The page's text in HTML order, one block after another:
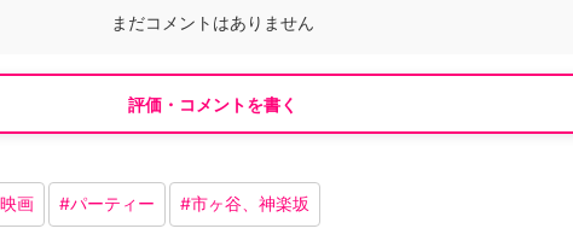
まだコメントはありません
評価・コメントを書く
画 #パーティー #市ヶ谷、神楽坂